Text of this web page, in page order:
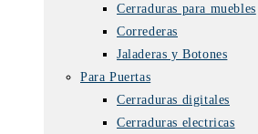
Cerraduras para muebles
Correderas
Jaladeras y Botones
Para Puertas
Cerraduras digitales
Cerraduras electricas